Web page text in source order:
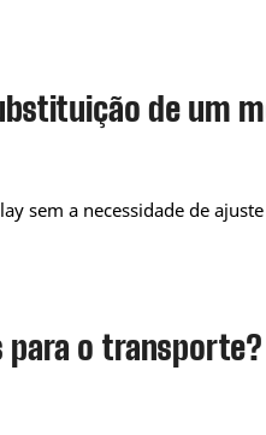
de um
sem a necessidade de
o